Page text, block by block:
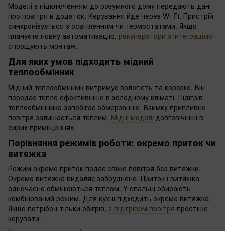
Моделі з підключенням до розумного дому передають дані
про повітря в додаток. Керування йде через Wi-Fi. Пристрій
синхронізується з освітленням чи термостатами. Якщо
плануєте повну автоматизацію, рекуператори з інтеграцією
спрощують монтаж.
Для яких умов підходить мідний
теплообмінник
Мідний теплообмінник витримує вологість та корозію. Він
передає тепло ефективніше в холодному кліматі. Підігрів
теплообмінника запобігає обмерзанню. Взимку припливне
повітря залишається теплим. Мідні моделі довговічніші в
сирих приміщеннях.
Порівняння режимів роботи: окремо приток чи
витяжка
Режим окремо приток подає свіже повітря без витяжки.
Окремо витяжка видаляє забруднене. Приток і витяжка
одночасно обмінюються теплом. У спальні обирають
комбінований режим. Для кухні підходить окрема витяжка.
Якщо потрібен тільки обігрів, з підігрівом повітря простіше
керувати.